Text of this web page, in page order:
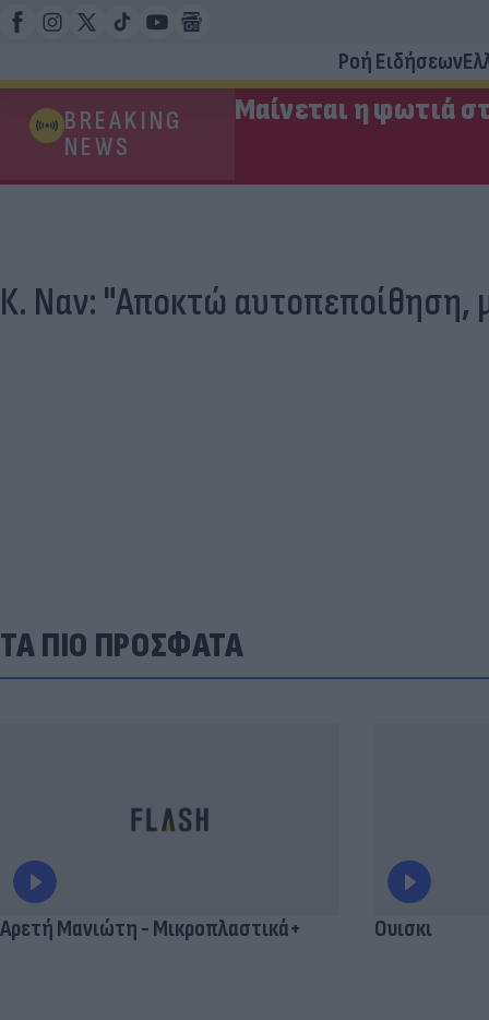
Ροή Ειδήσεων
BREAKING
NEWS
Μαίνεται η φωτιά
Κ. Ναν: "Αποκτώ αυτοπεποίθηση,
ΤΑ ΠΙΟ ΠΡΟΣΦΑΤΑ
Αρετή Μανιώτη - Μικροπλαστικά+ Ουισκι